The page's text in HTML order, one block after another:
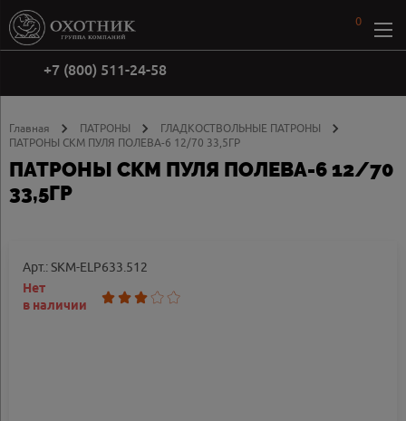
+7 (800) 511-24-58
0
Главная ПАТРОНЫ
ГЛАДКОСТВОЛЬНЫЕ ПАТРОНЫ
ПАТРОНЫ СКМ ПУЛЯ ПОЛЕВА-6 12/70 33,5ГР
ПАТРОНЫ СКМ ПУЛЯ ПОЛЕВА-6 12/70
33,5ГР
Арт.: SKM-ELP633.512
Нет
в наличии